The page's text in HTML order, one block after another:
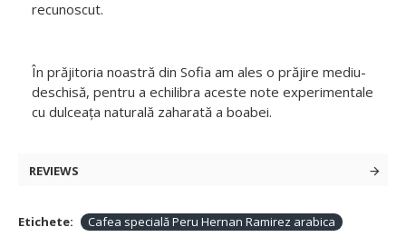
recunoscut.
În prăjitoria noastră din Sofia am ales o prăjire mediu-
deschisă, pentru a echilibra aceste note experimentale
cu dulceața naturală zaharată a boabei.
REVIEWS
Etichete:
Cafea specială Peru Hernan Ramirez arabica